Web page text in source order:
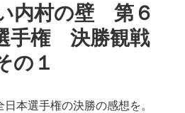
内村の壁 第６
手権 決勝観戦
の１
本選手権の決勝の感想を。